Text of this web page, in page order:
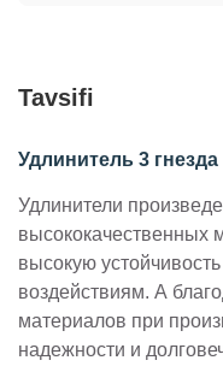
Tavsifi
Удлинитель 3 гнезда
Удлинители
высококачественных
высокую
воздействиям. А
материалов при
надежности и